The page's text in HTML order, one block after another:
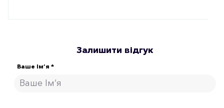
Залишити відгук
Ваше Ім’я *